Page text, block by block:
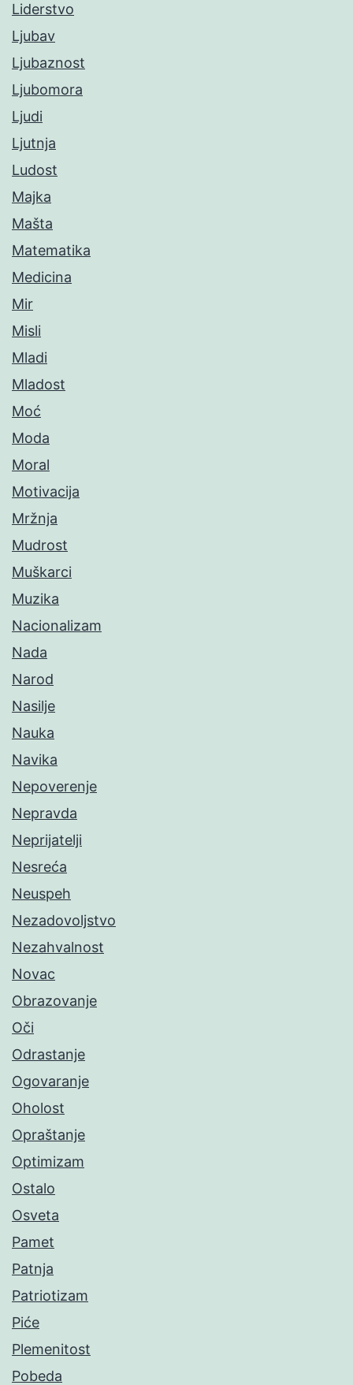
Liderstvo
Ljubav
Ljubaznost
Ljubomora
Ljudi
Ljutnja
Ludost
Majka
Mašta
Matematika
Medicina
Mir
Misli
Mladi
Mladost
Moć
Moda
Moral
Motivacija
Mržnja
Mudrost
Muškarci
Muzika
Nacionalizam
Nada
Narod
Nasilje
Nauka
Navika
Nepoverenje
Nepravda
Neprijatelji
Nesreća
Neuspeh
Nezadovoljstvo
Nezahvalnost
Novac
Obrazovanje
Oči
Odrastanje
Ogovaranje
Oholost
Opraštanje
Optimizam
Ostalo
Osveta
Pamet
Patnja
Patriotizam
Piće
Plemenitost
Pobeda